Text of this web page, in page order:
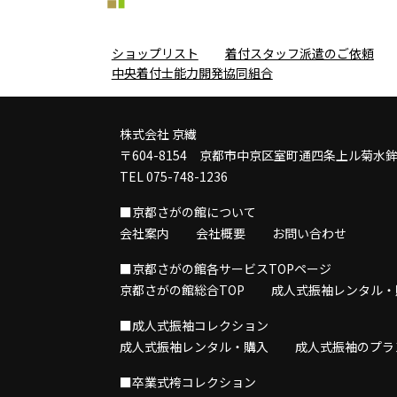
ショップリスト
着付スタッフ派遣のご依頼
中央着付士能力開発協同組合
株式会社 京繊
〒604-8154 京都市中京区室町通四条上ル菊水
TEL 075-748-1236
■京都さがの館について
会社案内
会社概要
お問い合わせ
■京都さがの館各サービスTOPページ
京都さがの館総合TOP
成人式振袖レンタル
■成人式振袖コレクション
成人式振袖レンタル・購入
成人式振袖のプ
■卒業式袴コレクション